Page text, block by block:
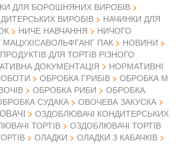
ДЛЯ БОРОШНЯНИХ ВИРОБІВ
ВИРОБІВ
НАЧИНКИ ДЛЯ
НИЧЕ НАВЧАННЯ
НИЧОГО
МАЦУХІСАВОЛЬФГАНГ ПАК
НОВИНИ
ДЛЯ ТОРТІВ РІЗНОГО
ДОКУМЕНТАЦІЯ
НОРМАТИВНІ
ОБРОБКА ГРИБІВ
ОБРОБКА М
ОБРОБКА РИБИ
ОБРОБКА
СУДАКА
ОВОЧЕВА ЗАКУСКА
ОЗДОБЛЮВАЧІ КОНДИТЕРСЬКИХ
ТОРТІВ
ОЗДОБЛЮВАЧІ ТОРТІВ
ОЛАДКИ
ОЛАДКИ З КАБАЧКІВ